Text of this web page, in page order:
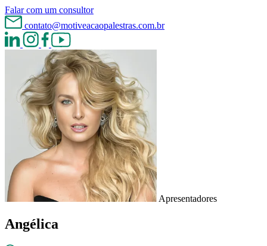
Falar com um consultor
contato@motiveacaopalestras.com.br
Apresentadores
Angélica